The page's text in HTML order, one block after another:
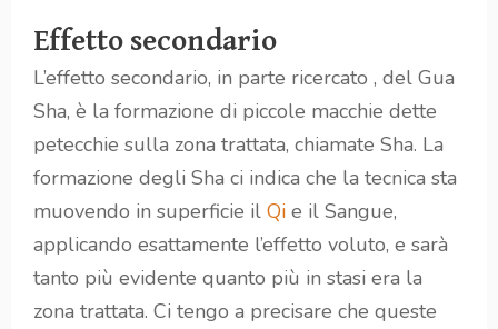
Effetto secondario
L’effetto secondario, in parte ricercato , del Gua
Sha, è la formazione di piccole macchie dette
petecchie sulla zona trattata, chiamate Sha. La
formazione degli Sha ci indica che la tecnica sta
muovendo in superficie il Qie il Sangue,
applicando esattamente l’effetto voluto, e sarà
tanto più evidente quanto più in stasi era la
zona trattata. Ci tengo a precisare che queste